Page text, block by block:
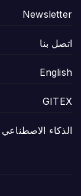
Newsletter
اتصل بنا
English
GITEX
الذكاء الاصطناعي